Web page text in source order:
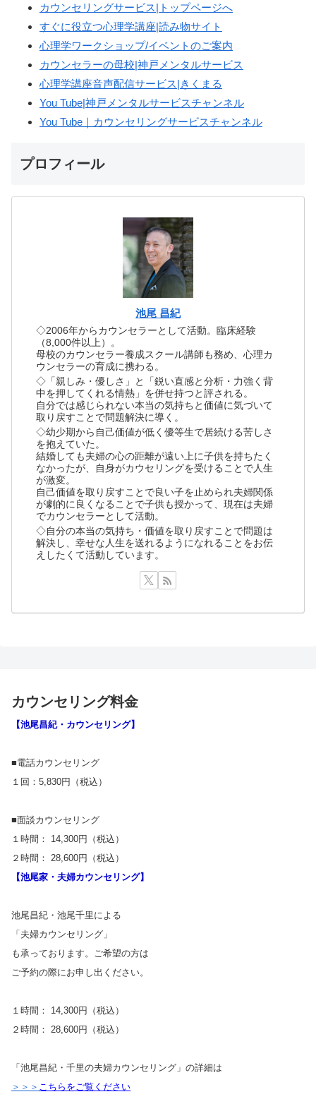
カウンセリングサービス|トップページへ
すぐに役立つ心理学講座|読み物サイト
心理学ワークショップ/イベントのご案内
カウンセラーの母校|神戸メンタルサービス
心理学講座音声配信サービス|きくまる
You Tube|神戸メンタルサービスチャンネル
You Tube｜カウンセリングサービスチャンネル
プロフィール
池尾 昌紀
◇2006年からカウンセラーとして活動。臨床経験
（8,000件以上）。
母校のカウンセラー養成スクール講師も務め、心理カ
ウンセラーの育成に携わる。
◇「親しみ・優しさ」と「鋭い直感と分析・力強く背
中を押してくれる情熱」を併せ持つと評される。
自分では感じられない本当の気持ちと価値に気づいて
取り戻すことで問題解決に導く。
◇幼少期から自己価値が低く優等生で居続ける苦しさ
を抱えていた。
結婚しても夫婦の心の距離が遠い上に子供を持ちたく
なかったが、自身がカウセリングを受けることで人生
が激変。
自己価値を取り戻すことで良い子を止められ夫婦関係
が劇的に良くなることで子供も授かって、現在は夫婦
でカウンセラーとして活動。
◇自分の本当の気持ち・価値を取り戻すことで問題は
解決し、幸せな人生を送れるようになれることをお伝
えしたくて活動しています。
カウンセリング料金
【池尾昌紀・カウンセリング】
■電話カウンセリング
１回：5,830円（税込）
■面談カウンセリング
１時間： 14,300円（税込）
２時間： 28,600円（税込）
【池尾家・夫婦カウンセリング】
池尾昌紀・池尾千里による
「夫婦カウンセリング」
も承っております。ご希望の方は
ご予約の際にお申し出ください。
１時間： 14,300円（税込）
２時間： 28,600円（税込）
「池尾昌紀・千里の夫婦カウンセリング」の詳細は
＞＞＞ こちらをご覧ください